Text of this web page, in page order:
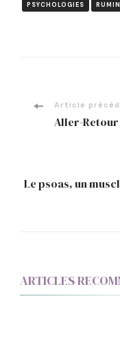
PSYCHOLOGIES
Article
Aller-
Le psoas, un
ARTICLES